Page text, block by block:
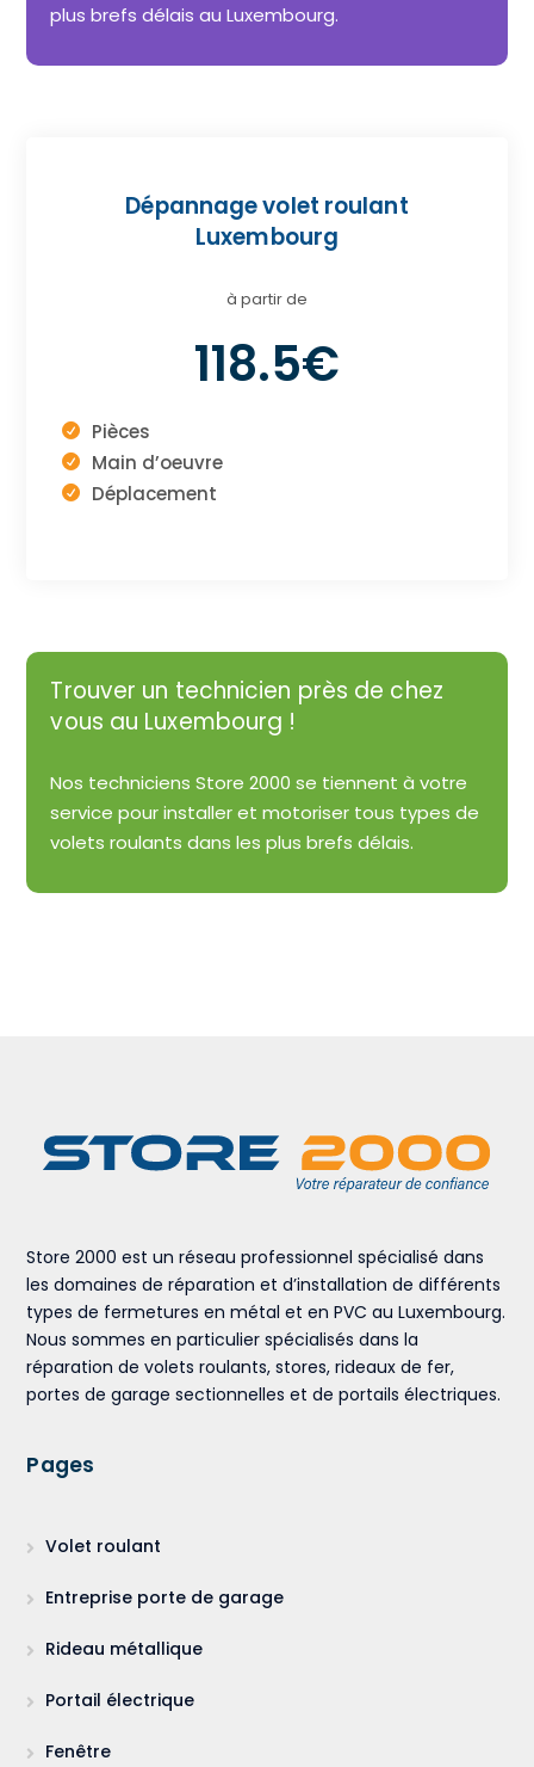
plus brefs délais au Luxembourg.
Dépannage volet roulant
Luxembourg
à partir de
118.5€
Pièces
Main d’oeuvre
Déplacement
Trouver un technicien près de chez
vous au Luxembourg !
Nos techniciens Store 2000 se tiennent à votre
service pour installer et motoriser tous types de
volets roulants dans les plus brefs délais.
Store 2000 est un réseau professionnel spécialisé dans
les domaines de réparation et d’installation de différents
types de fermetures en métal et en PVC au Luxembourg.
Nous sommes en particulier spécialisés dans la
réparation de volets roulants, stores, rideaux de fer,
portes de garage sectionnelles et de portails électriques.
Pages
Volet roulant
Entreprise porte de garage
Rideau métallique
Portail électrique
Fenêtre